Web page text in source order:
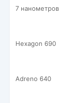
7 нанометров
Hexagon 690
Adreno 640